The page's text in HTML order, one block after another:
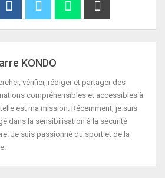
KONDO
vérifier, rédiger et partager des
compréhensibles et accessibles à
est ma mission. Récemment, je suis
dans la sensibilisation à la sécurité
Je suis passionné du sport et de la